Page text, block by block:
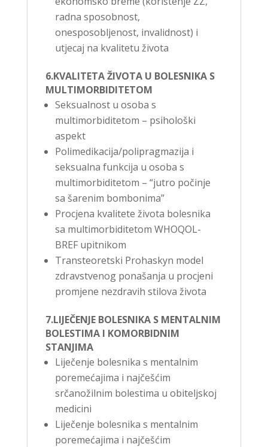
radna sposobnost,
onesposobljenost, invalidnost) i
utjecaj na kvalitetu života
6.KVALITETA ŽIVOTA U BOLESNIKA S
MULTIMORBIDITETOM
Seksualnost u osoba s
multimorbiditetom – psihološki
aspekt
Polimedikacija/polipragmazija i
seksualna funkcija u osoba s
multimorbiditetom – “jutro počinje
sa šarenim bombonima”
Procjena kvalitete života bolesnika
sa multimorbiditetom WHOQOL-
BREF upitnikom
Transteoretski Prohaskyn model
zdravstvenog ponašanja u procjeni
promjene nezdravih stilova života
7.LIJEČENJE BOLESNIKA S MENTALNIM
BOLESTIMA I KOMORBIDNIM
STANJIMA
Liječenje bolesnika s mentalnim
poremećajima i najčešćim
srčanožilnim bolestima u obiteljskoj
medicini
Liječenje bolesnika s mentalnim
poremećajima i najčešćim